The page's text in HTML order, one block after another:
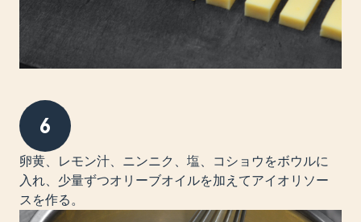
6
卵黄、レモン汁、ニンニク、塩、コショウをボウルに
入れ、少量ずつオリーブオイルを加えてアイオリソー
スを作る。